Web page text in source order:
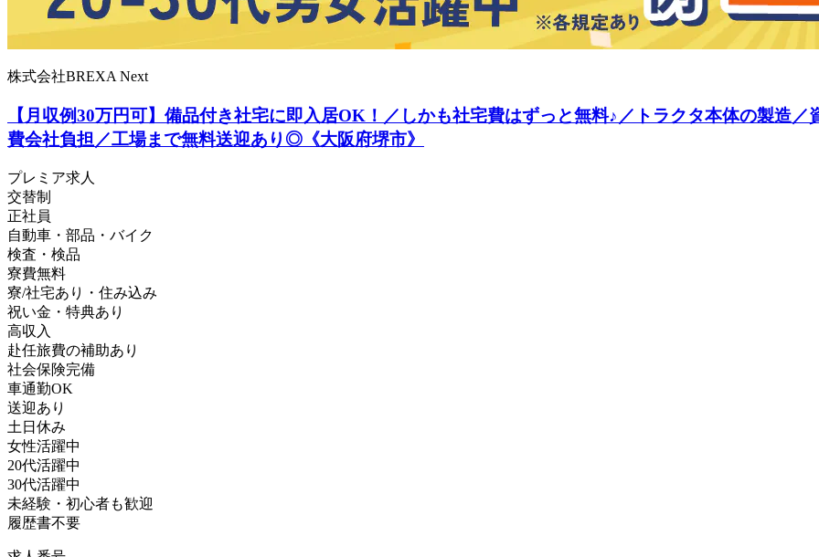
株式会社BREXA Next
【月収例30万円可】備品付き社宅に即入居OK！／しかも社宅費はずっと無料♪／トラクタ本体の製造
費会社負担／工場まで無料送迎あり◎《大阪府堺市》
プレミア求人
交替制
正社員
自動車・部品・バイク
検査・検品
寮費無料
寮/社宅あり・住み込み
祝い金・特典あり
高収入
赴任旅費の補助あり
社会保険完備
車通勤OK
送迎あり
土日休み
女性活躍中
20代活躍中
30代活躍中
未経験・初心者も歓迎
履歴書不要